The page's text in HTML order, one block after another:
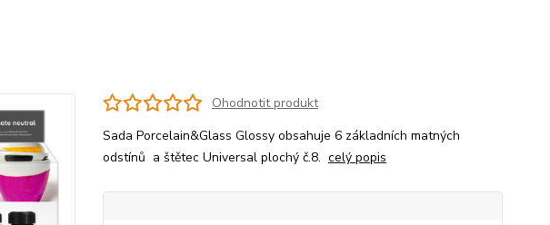
Ohodnotit produkt
Sada Porcelain&Glass Glossy obsahuje 6 základních matných
odstínů a štětec Universal plochý č.8. celý popis